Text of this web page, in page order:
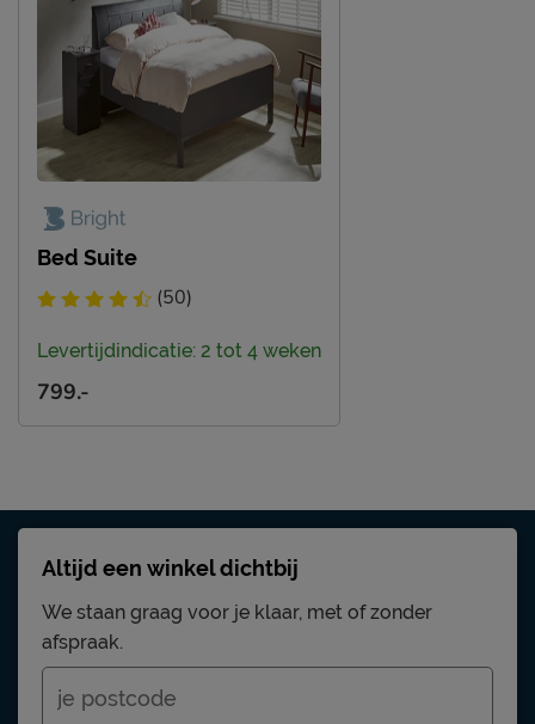
Bed Suite
(50)
Levertijdindicatie: 2 tot 4 weken
799.-
Altijd een winkel dichtbij
We staan graag voor je klaar, met of zonder
afspraak.